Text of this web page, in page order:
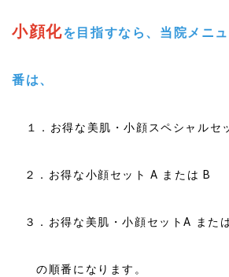
小顔化を目指すなら、 当院メニ
番は、
１．お得な美肌・小顔スペシャルセ
２．お得な小顔セット A または B
３．お得な美肌・小顔セットA また
の順番になります。